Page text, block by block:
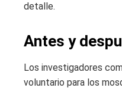
detalle.
Antes y
Los investigadores
voluntario para los